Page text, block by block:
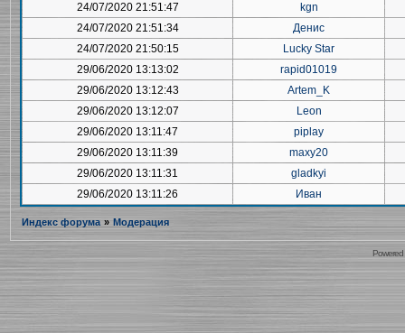
24/07/2020 21:51:47
kgn
24/07/2020 21:51:34
Денис
24/07/2020 21:50:15
Lucky Star
29/06/2020 13:13:02
rapid01019
29/06/2020 13:12:43
Artem_K
29/06/2020 13:12:07
Leon
29/06/2020 13:11:47
piplay
29/06/2020 13:11:39
maxy20
29/06/2020 13:11:31
gladkyi
29/06/2020 13:11:26
Иван
Индекс форума » Модерация